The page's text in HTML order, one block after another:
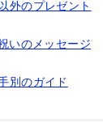
外のプレゼント
いのメッセージ
別のガイド